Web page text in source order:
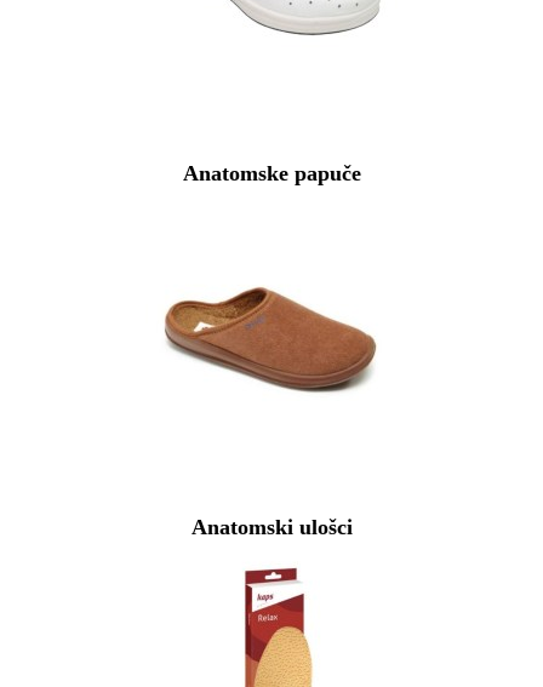
Anatomske papuče
Anatomski ulošci